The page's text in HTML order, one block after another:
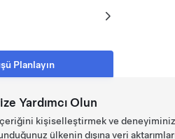
Planlayın
Yardımcı Olun
kişiselleştirmek ve
ülkenin dışına veri